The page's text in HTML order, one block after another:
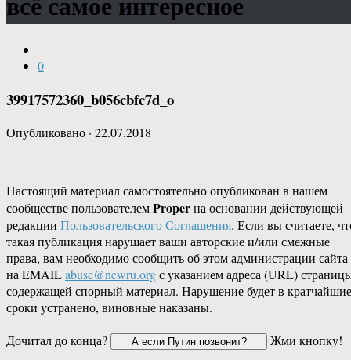
0
39917572360_b056cbfc7d_o
Опубликовано · 22.07.2018
Настоящий материал самостоятельно опубликован в нашем
сообществе пользователемProperна основании действующей
редакции Пользовательского Соглашения. Если вы считаете,
такая публикация нарушает ваши авторские и/или смежные
права, вам необходимо сообщить об этом администрации сайта
на EMAILabuse@newru.orgс указанием адреса (URL)
содержащей спорный материал. Нарушение будет в кратчайшие
сроки устранено, виновные наказаны.
Дочитал до конца?
Жми кнопку!